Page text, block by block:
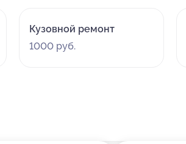
Кузовной ремонт
1000 руб.